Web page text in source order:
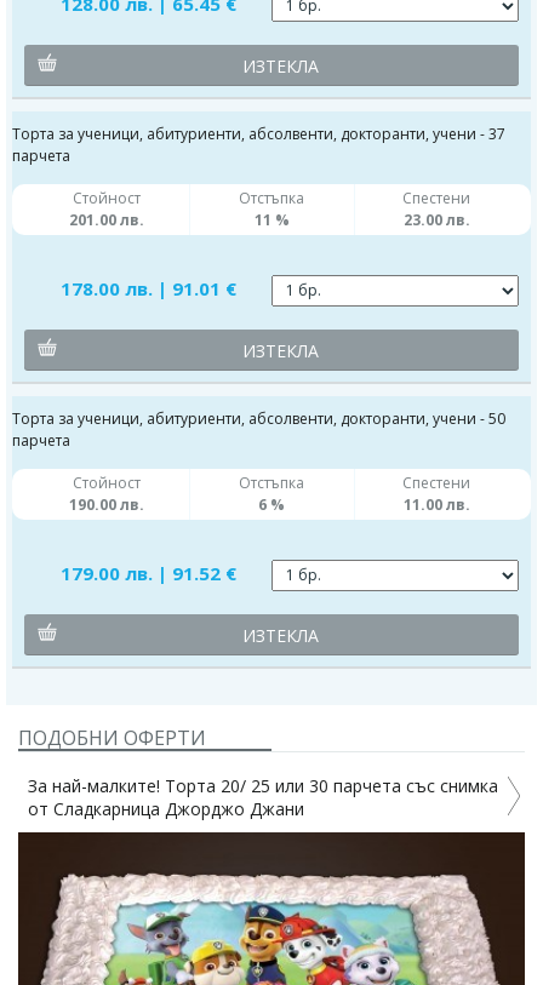
ИЗТЕКЛА
Торта за ученици, абитуриенти, абсолвенти, докторанти, учени - 37
парчета
Стойност
201.00 лв.
Отстъпка
11 %
Спестени
23.00 лв.
178.00 лв. | 91.01 €
ИЗТЕКЛА
Торта за ученици, абитуриенти, абсолвенти, докторанти, учени - 50
парчета
Стойност
190.00 лв.
Отстъпка
6 %
Спестени
11.00 лв.
179.00 лв. | 91.52 €
ИЗТЕКЛА
ПОДОБНИ ОФЕРТИ
За най-малките! Торта 20/ 25 или 30 парчета със снимка
от Сладкарница Джорджо Джани